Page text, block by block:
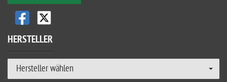
HERSTELLER
Hersteller wählen